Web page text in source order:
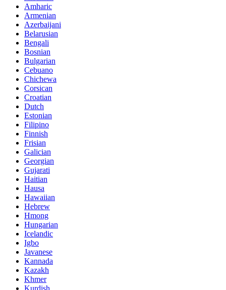
Amharic
Armenian
Azerbaijani
Belarusian
Bengali
Bosnian
Bulgarian
Cebuano
Chichewa
Corsican
Croatian
Dutch
Estonian
Filipino
Finnish
Frisian
Galician
Georgian
Gujarati
Haitian
Hausa
Hawaiian
Hebrew
Hmong
Hungarian
Icelandic
Igbo
Javanese
Kannada
Kazakh
Khmer
Kurdish